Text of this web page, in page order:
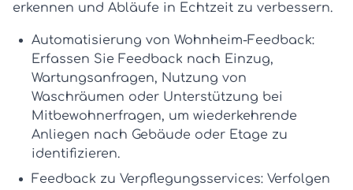
erkennen und Abläufe in Echtzeit zu verbessern.
Automatisierung von Wohnheim-Feedback:
Erfassen Sie Feedback nach Einzug,
Wartungsanfragen, Nutzung von
Waschräumen oder Unterstützung bei
Mitbewohnerfragen, um wiederkehrende
Anliegen nach Gebäude oder Etage zu
identifizieren.
Feedback zu Verpflegungsservices: Verfolgen